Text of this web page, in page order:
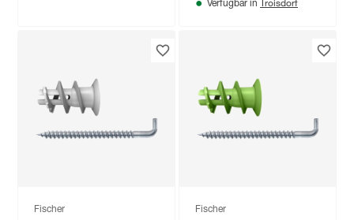
Verfügbar in
Fischer Fischer